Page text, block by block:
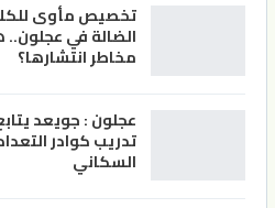
تخصيص مأوى
الضالة في
مخاطر انتشارها؟
عجلون : جويعد
تدريب كوادر
السكاني